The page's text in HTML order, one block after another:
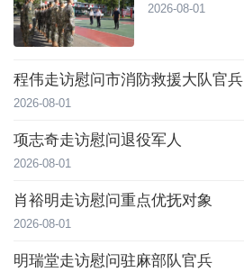
2026-08-01
程伟走访慰问市消防救援大队官兵
2026-08-01
项志奇走访慰问退役军人
2026-08-01
肖裕明走访慰问重点优抚对象
2026-08-01
明瑞堂走访慰问驻麻部队官兵